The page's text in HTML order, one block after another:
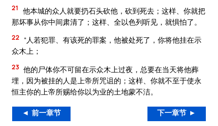
21
他本城的众人就要扔石头砍他，砍到死去；这样、你就把
那坏事从你中间肃清了；这样、全以色列听见，就惧怕了。
22
“人若犯罪、有该死的罪案，他被处死了，你将他挂在示
众木上；
23 他的尸体你不可留在示众木上过夜，总要在当天将他葬
埋，因为被挂的人是上帝所咒诅的；这样、你就不至于使永
恒主你的上帝所赐给你以为业的土地蒙不洁。
◄ 前一章节 下一章节 ►